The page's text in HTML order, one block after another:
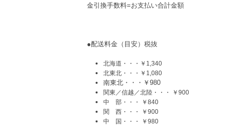
金引換手数料=お支払い合計金額
●配送料金（目安）税抜
北海道・・・￥1,340
北東北・・・￥1,080
南東北・・・￥980
関東／信越／北陸・・・ ￥900
中 部・・・ ￥840
関 西・・・ ￥900
中 国・・・ ￥980